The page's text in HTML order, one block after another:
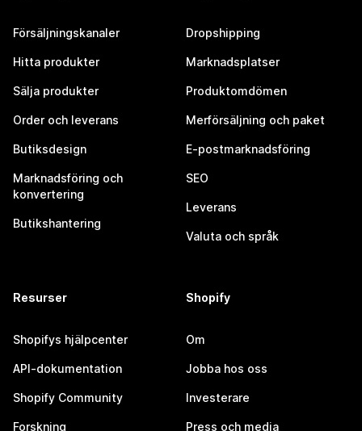
Försäljningskanaler
Hitta produkter
Sälja produkter
Order och leverans
Butiksdesign
Marknadsföring och
konvertering
Butikshantering
Dropshipping
Marknadsplatser
Produktomdömen
Merförsäljning och paket
E-postmarknadsföring
SEO
Leverans
Valuta och språk
Resurser
Shopifys hjälpcenter
API-dokumentation
Shopify Community
Forskning
Shopify
Om
Jobba hos oss
Investerare
Press och media